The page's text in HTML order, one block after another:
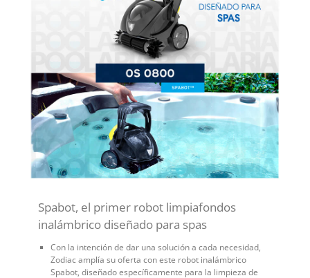
Spabot, el primer robot limpiafondos
inalámbrico diseñado para spas
Con la intención de dar una solución a cada necesidad,
Zodiac amplía su oferta con este robot inalámbrico
Spabot, diseñado específicamente para la limpieza de